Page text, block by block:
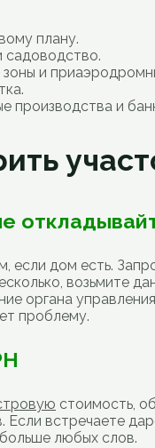
плану.
садоводство.
и
производства и
если дом есть.
возьмите
органа
проблему.
стоимость,
встречаете
любых слов.